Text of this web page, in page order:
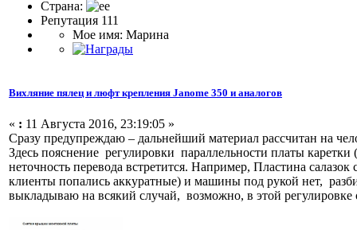
Страна:
Репутация 111
Мое имя: Марина
Вихляние пялец и люфт крепления Janome 350 и аналогов
« : 11 Августа 2016, 23:19:05 »
Сразу предупреждаю – дальнейший материал рассчитан на
Здесь пояснение регулировки параллельности платы
неточность перевода встретится. Например, Пластина
клиенты попались аккуратные) и машины под рукой нет,
выкладываю на всякий случай, возможно, в этой регулировке